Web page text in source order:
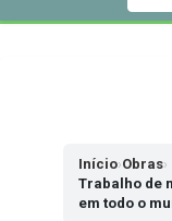
Início›Obras›
Trabalho de
em todo o